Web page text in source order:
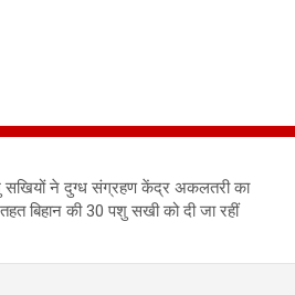
ने दुग्ध संग्रहण केंद्र अकलतरी का
बिहान की 30 पशु सखी को दी जा रहीं